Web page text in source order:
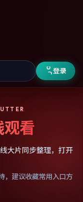
登录
观看
大片同步整理，打开
，建议收藏常用入口方